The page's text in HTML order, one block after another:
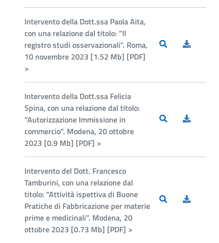
Intervento della Dott.ssa Paola Aita,
con una relazione dal titolo: “Il
registro studi osservazionali”. Roma,
10 novembre 2023 [1.52 Mb] [PDF]
>
Intervento della Dott.ssa Felicia
Spina, con una relazione dal titolo:
“Autorizzazione Immissione in
commercio”. Modena, 20 ottobre
2023 [0.9 Mb] [PDF] >
Intervento del Dott. Francesco
Tamburini, con una relazione dal
titolo: “Attività ispettiva di Buone
Pratiche di Fabbricazione per materie
prime e medicinali”. Modena, 20
ottobre 2023 [0.73 Mb] [PDF] >